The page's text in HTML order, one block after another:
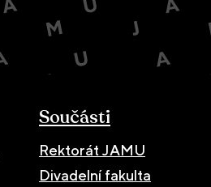
Součásti
Rektorát JAMU
Divadelní fakulta